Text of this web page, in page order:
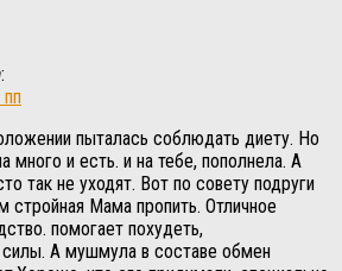
:
пыталась соблюдать диету. Но
много и есть. и на тебе, пополнела. А
так не уходят. Вот по совету подруги
Мама пропить. Отличное
помогает похудеть,
силы. А мушмула в составе обмен